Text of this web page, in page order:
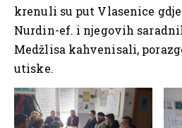
krenuli su put Vlasenice
Nurdin-ef. i njegovih
Medžlisa kahvenisali,
utiske.